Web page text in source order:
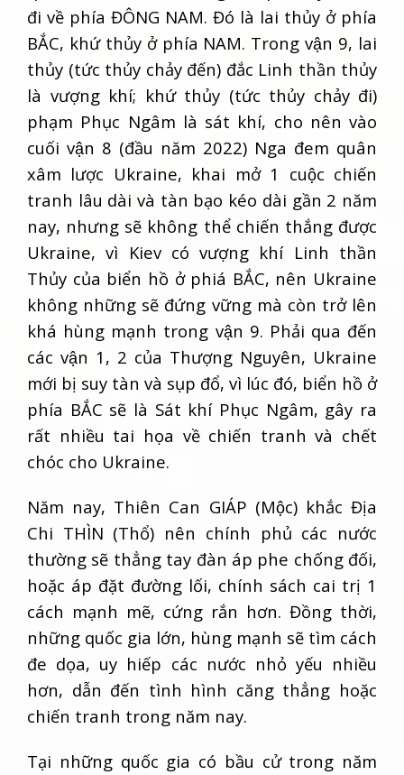
đi về phía ĐÔNG NAM. Đó là lai thủy ở phía
BẮC, khứ thủy ở phía NAM. Trong vận 9, lai
thủy (tức thủy chảy đến) đắc Linh thần thủy
là vượng khí; khứ thủy (tức thủy chảy đi)
phạm Phục Ngâm là sát khí, cho nên vào
cuối vận 8 (đầu năm 2022) Nga đem quân
xâm lược Ukraine, khai mở 1 cuộc chiến
tranh lâu dài và tàn bạo kéo dài gần 2 năm
nay, nhưng sẽ không thể chiến thắng được
Ukraine, vì Kiev có vượng khí Linh thần
Thủy của biển hồ ở phiá BẮC, nên Ukraine
không những sẽ đứng vững mà còn trở lên
khá hùng mạnh trong vận 9. Phải qua đến
các vận 1, 2 của Thượng Nguyên, Ukraine
mới bị suy tàn và sụp đổ, vì lúc đó, biển hồ ở
phía BẮC sẽ là Sát khí Phục Ngâm, gây ra
rất nhiều tai họa về chiến tranh và chết
chóc cho Ukraine.
Năm nay, Thiên Can GIÁP (Mộc) khắc Địa
Chi THÌN (Thổ) nên chính phủ các nước
thường sẽ thẳng tay đàn áp phe chống đối,
hoặc áp đặt đường lối, chính sách cai trị 1
cách mạnh mẽ, cứng rắn hơn. Đồng thời,
những quốc gia lớn, hùng mạnh sẽ tìm cách
đe dọa, uy hiếp các nước nhỏ yếu nhiều
hơn, dẫn đến tình hình căng thẳng hoặc
chiến tranh trong năm nay.
Tại những quốc gia có bầu cử trong năm